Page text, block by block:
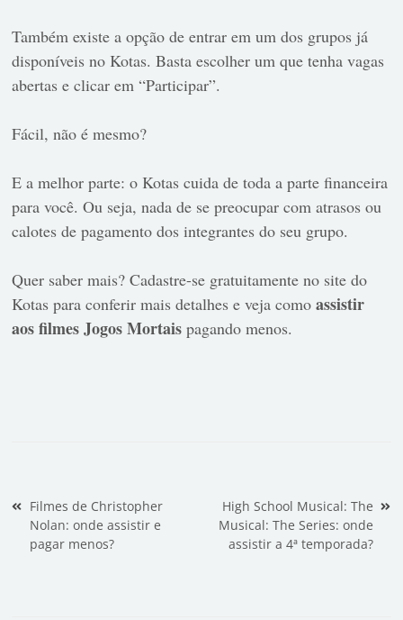
Também existe a opção de entrar em um dos grupos já
disponíveis no Kotas. Basta escolher um que tenha vagas
abertas e clicar em “Participar”.
Fácil, não é mesmo?
E a melhor parte: o Kotas cuida de toda a parte financeira
para você. Ou seja, nada de se preocupar com atrasos ou
calotes de pagamento dos integrantes do seu grupo.
Quer saber mais?Cadastre-se gratuitamente no site do
Kotas para conferir mais detalhes e veja comoassistir
aos filmes Jogos Mortais pagando menos.
Navegação de Post
Filmes de Christopher
Nolan: onde assistir e
pagar menos?
High School Musical: The
Musical: The Series: onde
assistir a 4ª temporada?